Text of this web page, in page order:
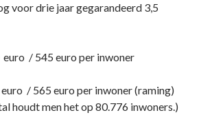
voor drie jaar gegarandeerd 3,5
/ 545 euro per inwoner
/ 565 euro per inwoner (raming)
houdt men het op 80.776 inwoners.)